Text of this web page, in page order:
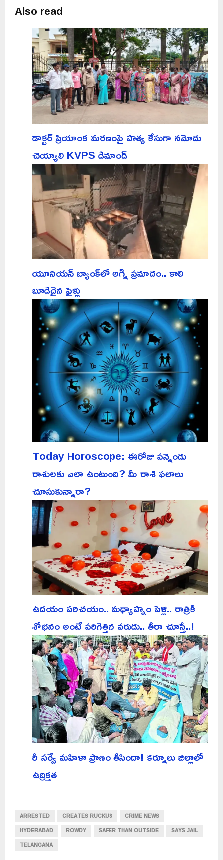
Also read
డాక్టర్ ప్రియాంక మరణంపై హత్య కేసుగా నమోదు
చెయ్యాలి KVPS డిమాండ్
యూనియన్ బ్యాంక్‌లో అగ్ని ప్రమాదం.. కాలి
బూడిదైన ఫైళ్లు
Today Horoscope: ఈరోజు పన్నెండు
రాశులకు ఎలా ఉంటుంది? మీ రాశి ఫలాలు
చూసుకున్నారా?
ఉదయం పరిచయం.. మధ్యాహ్నం పెళ్లి.. రాత్రికి
శోభనం అంటే పరిగెత్తిన వరుడు.. తీరా చూస్తే..!
రీ సర్వే మహిళా ప్రాణం తీసిందా! కర్నూలు జిల్లాలో
ఉద్రిక్తత
ARRESTED CREATES RUCKUS
CRIME NEWS
HYDERABAD
ROWDY SAFER THAN OUTSIDE
SAYS JAIL
TELANGANA